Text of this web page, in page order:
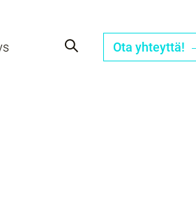
Ota yhteyttä!